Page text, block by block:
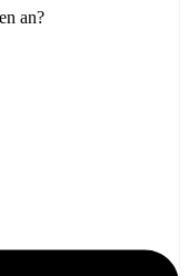
an?